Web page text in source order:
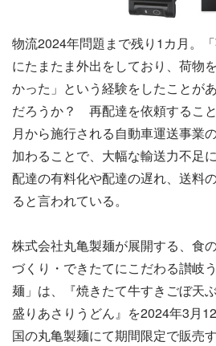
物流2024年問題まで残り1カ月。
にたまたま外出をしており、荷物
かった」という経験をしたことが
だろうか？ 再配達を依頼するこ
月から施行される自動車運送事業
加わることで、大幅な輸送力不足
配達の有料化や配達の遅れ、送料
ると言われている。
株式会社丸亀製麺が展開する、食
づくり・できたてにこだわる讃岐
麺」は、『焼きたて牛すきごぼ天
盛りあさりうどん』を2024年3月
国の丸亀製麺にて期間限定で販売